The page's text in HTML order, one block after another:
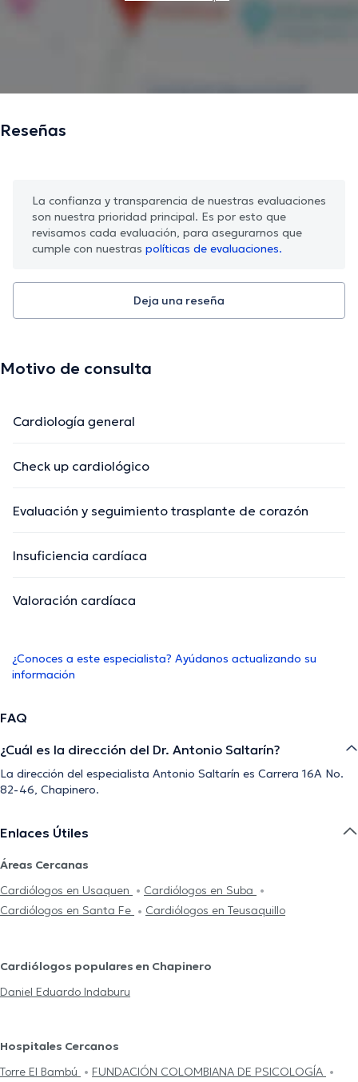
Reseñas
La confianza y transparencia de nuestras evaluaciones
son nuestra prioridad principal. Es por esto que
revisamos cada evaluación, para asegurarnos que
cumple con nuestras políticas de evaluaciones.
Deja una reseña
Motivo de consulta
Cardiología general
Check up cardiológico
Evaluación y seguimiento trasplante de corazón
Insuficiencia cardíaca
Valoración cardíaca
¿Conoces a este especialista? Ayúdanos actualizando su
información
FAQ
¿Cuál es la dirección del Dr. Antonio Saltarín?
La dirección del especialista Antonio Saltarín es Carrera 16A No.
82-46, Chapinero.
Enlaces Útiles
Áreas Cercanas
Cardiólogos en Usaquen
Cardiólogos en Suba
Cardiólogos en Santa Fe
Cardiólogos en Teusaquillo
Cardiólogos populares en Chapinero
Daniel Eduardo Indaburu
Hospitales Cercanos
Torre El Bambú
FUNDACIÓN COLOMBIANA DE PSICOLOGÍA